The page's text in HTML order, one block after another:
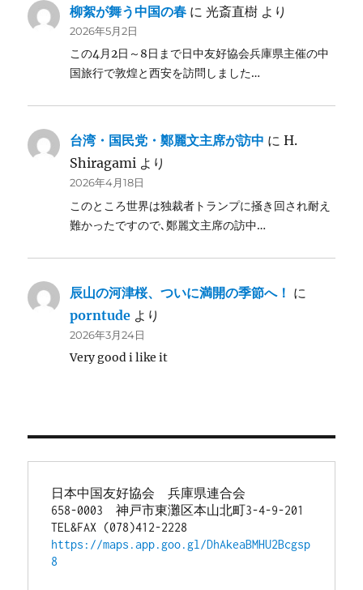
柳絮が舞う中国の春 に光斎直樹 より
2026年5月2日
この4月2日～8日まで日中友好協会兵庫県主催の中
国旅行で敦煌と西安を訪問しました…
台湾・国民党・鄭麗文主席が訪中 にH.
Shiragami より
2026年4月18日
このところ世界は独裁者トランプに掻き回され耐え
難かったですので､鄭麗文主席の訪中…
辰山の河津桜、ついに満開の季節へ！ に
porntude より
2026年3月24日
Very good i like it
日本中国友好協会　兵庫県連合会
658-0003　神戸市東灘区本山北町3-4-9-201
TEL&FAX (078)412-2228
https://maps.app.goo.gl/DhAkeaBMHU2Bcgsp
8